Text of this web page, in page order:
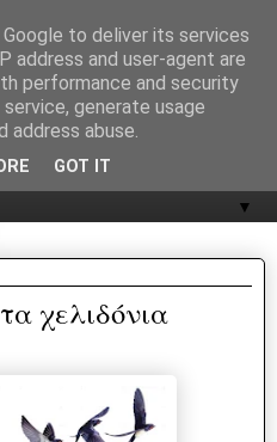
▼
χελιδόνια
to deliver its services
address and user-agent are
performance and security
generate usage
abuse.
GOT IT